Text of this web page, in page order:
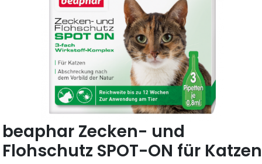
beaphar Zecken- und
Flohschutz SPOT-ON für Katzen